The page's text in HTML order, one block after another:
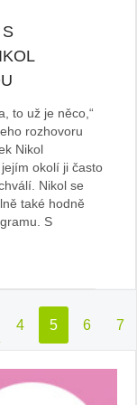
to už je něco,“
rozhovoru
Nikol
okolí ji často
Nikol se
také hodně
S
4 5 6
7